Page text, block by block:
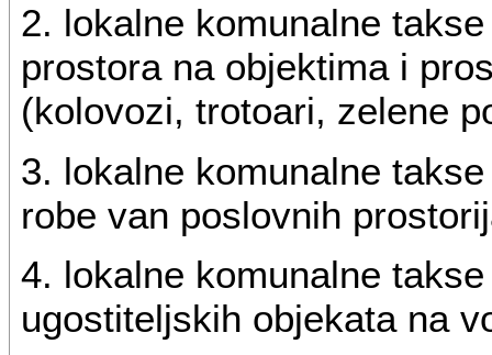
2. lokalne komunalne
prostora na objektima i
(kolovozi, trotoari, zelene
3. lokalne komunalne
robe van poslovnih
4. lokalne komunalne
ugostiteljskih objekata na